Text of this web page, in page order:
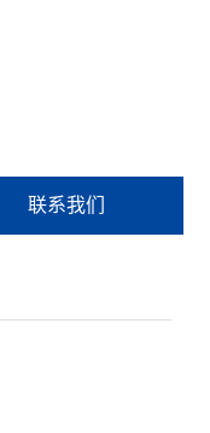
联系我们